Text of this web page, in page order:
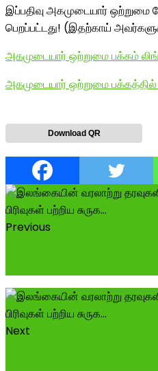
இப்பதிவு அகமுடையார் ஒற்றுமை
பெறப்பட்டது! (இதற்காய்
அகமுடையார் ஒற்றுமை பக்கம்
அகமுடையார் ஒற்றுமை பக்கத்தில்
Download QR
Previous
Next